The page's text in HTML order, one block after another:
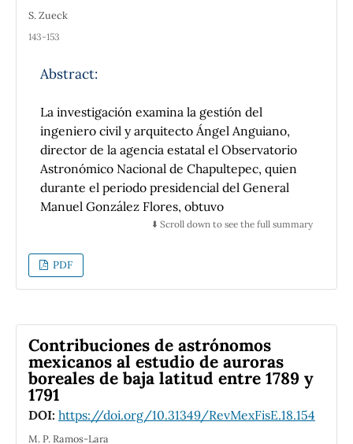
S. Zueck
143-153
Abstract:
La investigación examina la gestión del
ingeniero civil y arquitecto Ángel Anguiano,
director de la agencia estatal el Observatorio
Astronómico Nacional de Chapultepec, quien
durante el periodo presidencial del General
Manuel González Flores, obtuvo
considerables recursos económicos para
comunidad científica internacional para
resolver problemas de frontera.
contratado para contribuir en un mapa más
preciso de la república mexicana, persuadió a
la burocracia gonzalista para que patrocinaran
su participación en la colaboración
internacional en torno a la observación del
⬇️ Scroll down to see the full summary
PDF
Contribuciones de astrónomos
mexicanos al estudio de auroras
boreales de baja latitud entre 1789 y
1791
DOI: https://doi.org/10.31349/RevMexFisE.18.154
M. P. Ramos-Lara